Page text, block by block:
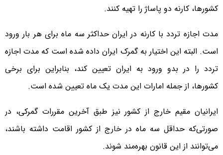
کشورها، کارنه دو پاساژ را تهیه کنند.
مدت اجازه تردد با کارنه در ایران حداکثر سه ماه برای هر بار ورود
است. البته این اختیار به گمرک ایران داده شده است که مدت اجازه
تردد را در بدو ورود به ایران تعیین کند، بنابراین برای برخی
کشورها، از جمله امارات این مدت یک ماه تعیین شده است.
ایرانیان مقیم خارج از کشور نیز طبق آخرین مقررات گمرکی، در
صورتی‌که حداقل سه ماه در خارج از کشور اقامت داشته باشند،
می‌توانند از این قانون بهره‌مند شوند.